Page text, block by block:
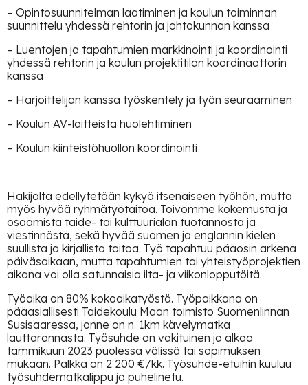
– Opintosuunnitelman laatiminen ja koulun toiminnan
suunnittelu yhdessä rehtorin ja johtokunnan kanssa
– Luentojen ja tapahtumien markkinointi ja koordinointi
yhdessä rehtorin ja koulun projektitilan koordinaattorin
kanssa
– Harjoittelijan kanssa työskentely ja työn seuraaminen
– Koulun AV-laitteista huolehtiminen
– Koulun kiinteistöhuollon koordinointi
Hakijalta edellytetään kykyä itsenäiseen työhön, mutta
myös hyvää ryhmätyötaitoa. Toivomme kokemusta ja
osaamista taide- tai kulttuurialan tuotannosta ja
viestinnästä, sekä hyvää suomen ja englannin kielen
suullista ja kirjallista taitoa. Työ tapahtuu pääosin arkena
päiväsaikaan, mutta tapahtumien tai yhteistyöprojektien
aikana voi olla satunnaisia ilta- ja viikonlopputöitä.
Työaika on 80% kokoaikatyöstä. Työpaikkana on
pääasiallisesti Taidekoulu Maan toimisto Suomenlinnan
Susisaaressa, jonne on n. 1km kävelymatka
lauttarannasta. Työsuhde on vakituinen ja alkaa
tammikuun 2023 puolessa välissä tai sopimuksen
mukaan. Palkka on 2 200 €/kk. Työsuhde-etuihin kuuluu
työsuhdematkalippu ja puhelinetu.